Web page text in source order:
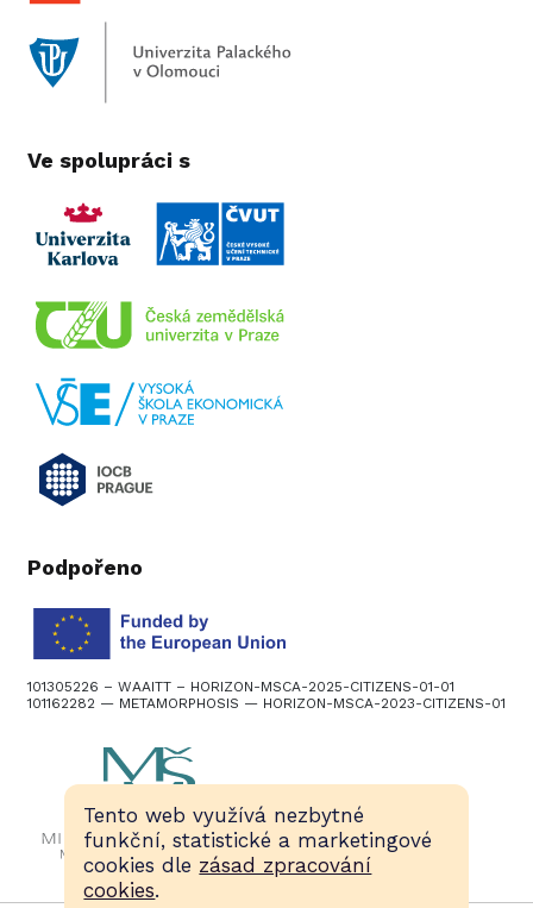
Tento web využívá nezbytné
funkční, statistické a marketingové
cookies dle zásad zpracování
cookies.
Ve spolupráci s
Podpořeno
101305226 – WAAITT – HORIZON-MSCA-2025-CITIZENS-01-01
101162282 — METAMORPHOSIS — HORIZON-MSCA-2023-CITIZENS-01